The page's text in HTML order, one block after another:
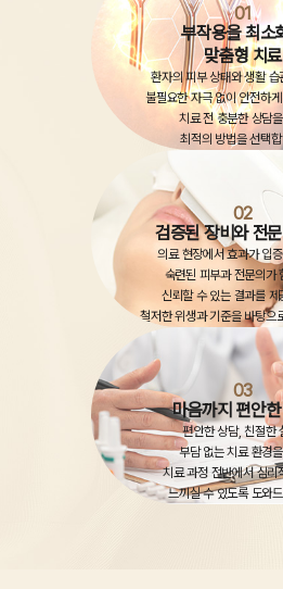
01
부작용을 최소
맞춤형 치료
환자의 피부 상태와 생활 습
불필요한 자극 없이 안전하
치료 전 충분한 상담
최적의 방법을 선택
02
검증된 장비와 전
의료 현장에서 효과가 입
숙련된 피부과 전문의가
신뢰할 수 있는 결과를 제
철저한 위생과 기준을 바탕으
03
마음까지 편안
편안한 상담, 친절한
부담 없는 치료 환경
치료 과정 전반에서 심리
느끼실 수 있도록 도와